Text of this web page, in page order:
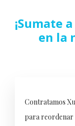
¡Sumate
en la
Contratamos
para reordenar